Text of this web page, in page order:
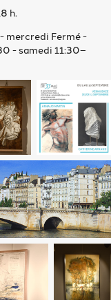
h.
mercredi Fermé -
- samedi 11:30–